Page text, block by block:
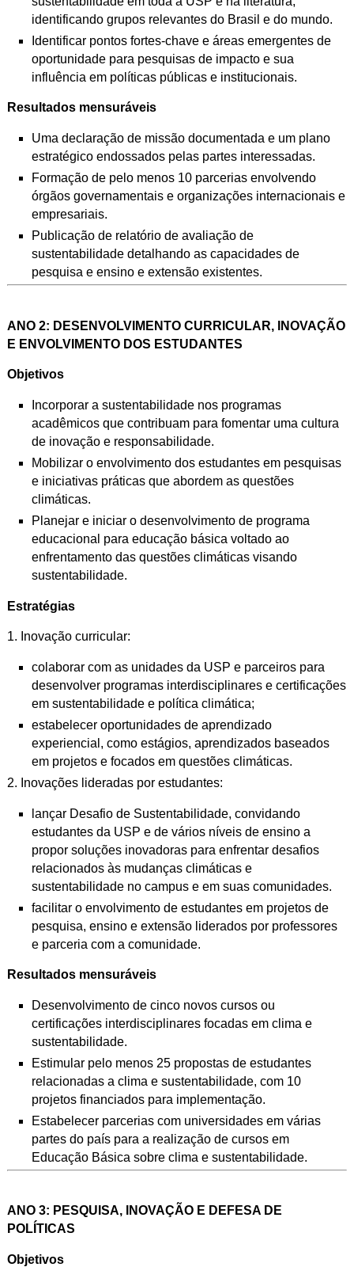
identificando grupos relevantes do Brasil e do mundo.
Identificar pontos fortes-chave e áreas emergentes de
oportunidade para pesquisas de impacto e sua
influência em políticas públicas e institucionais.
Resultados mensuráveis
Uma declaração de missão documentada e um plano
estratégico endossados pelas partes interessadas.
Formação de pelo menos 10 parcerias envolvendo
órgãos governamentais eorganizações internacionais e
empresariais.
Publicação de relatório de avaliação de
sustentabilidade detalhando ascapacidades de
pesquisa e ensino e extensão existentes.
ANO 2: DESENVOLVIMENTO CURRICULAR, INOVAÇÃO
E ENVOLVIMENTO DOS ESTUDANTES
Objetivos
Incorporar a sustentabilidade nos programas
acadêmicos que contribuam parafomentar uma cultura
de inovação e responsabilidade.
Mobilizar o envolvimento dos estudantes em pesquisas
e iniciativas práticas queabordem as questões
climáticas.
Planejar e iniciar o desenvolvimento de programa
educacional para educação básica voltado ao
enfrentamento das questões climáticas visando
sustentabilidade.
Estratégias
1. Inovação curricular:
colaborar com as unidades da USP e parceiros para
desenvolver programas interdisciplinares e certificações
em sustentabilidade e políticaclimática;
estabelecer oportunidades de aprendizado
experiencial, como estágios,aprendizados baseados
em projetos e focados em questões climáticas.
2. Inovações lideradas por estudantes:
lançar Desafio de Sustentabilidade, convidando
estudantes da USP e devários níveis de ensino a
propor soluções inovadoras para enfrentardesafios
relacionados às mudanças climáticas e
sustentabilidade nocampus e em suas comunidades.
facilitar o envolvimento de estudantes em projetos de
pesquisa, ensino eextensão liderados por professores
e parceria com a comunidade.
Resultados mensuráveis
Desenvolvimento de cinco novos cursos ou
certificações interdisciplinares focadas em clima e
sustentabilidade.
Estimular pelo menos 25 propostas de estudantes
relacionadas a clima e sustentabilidade, com 10
projetos financiados para implementação.
Estabelecer parcerias com universidades em várias
partes do país para a realização de cursos em
Educação Básica sobre clima e sustentabilidade.
ANO 3: PESQUISA, INOVAÇÃO E DEFESA DE
POLÍTICAS
Objetivos